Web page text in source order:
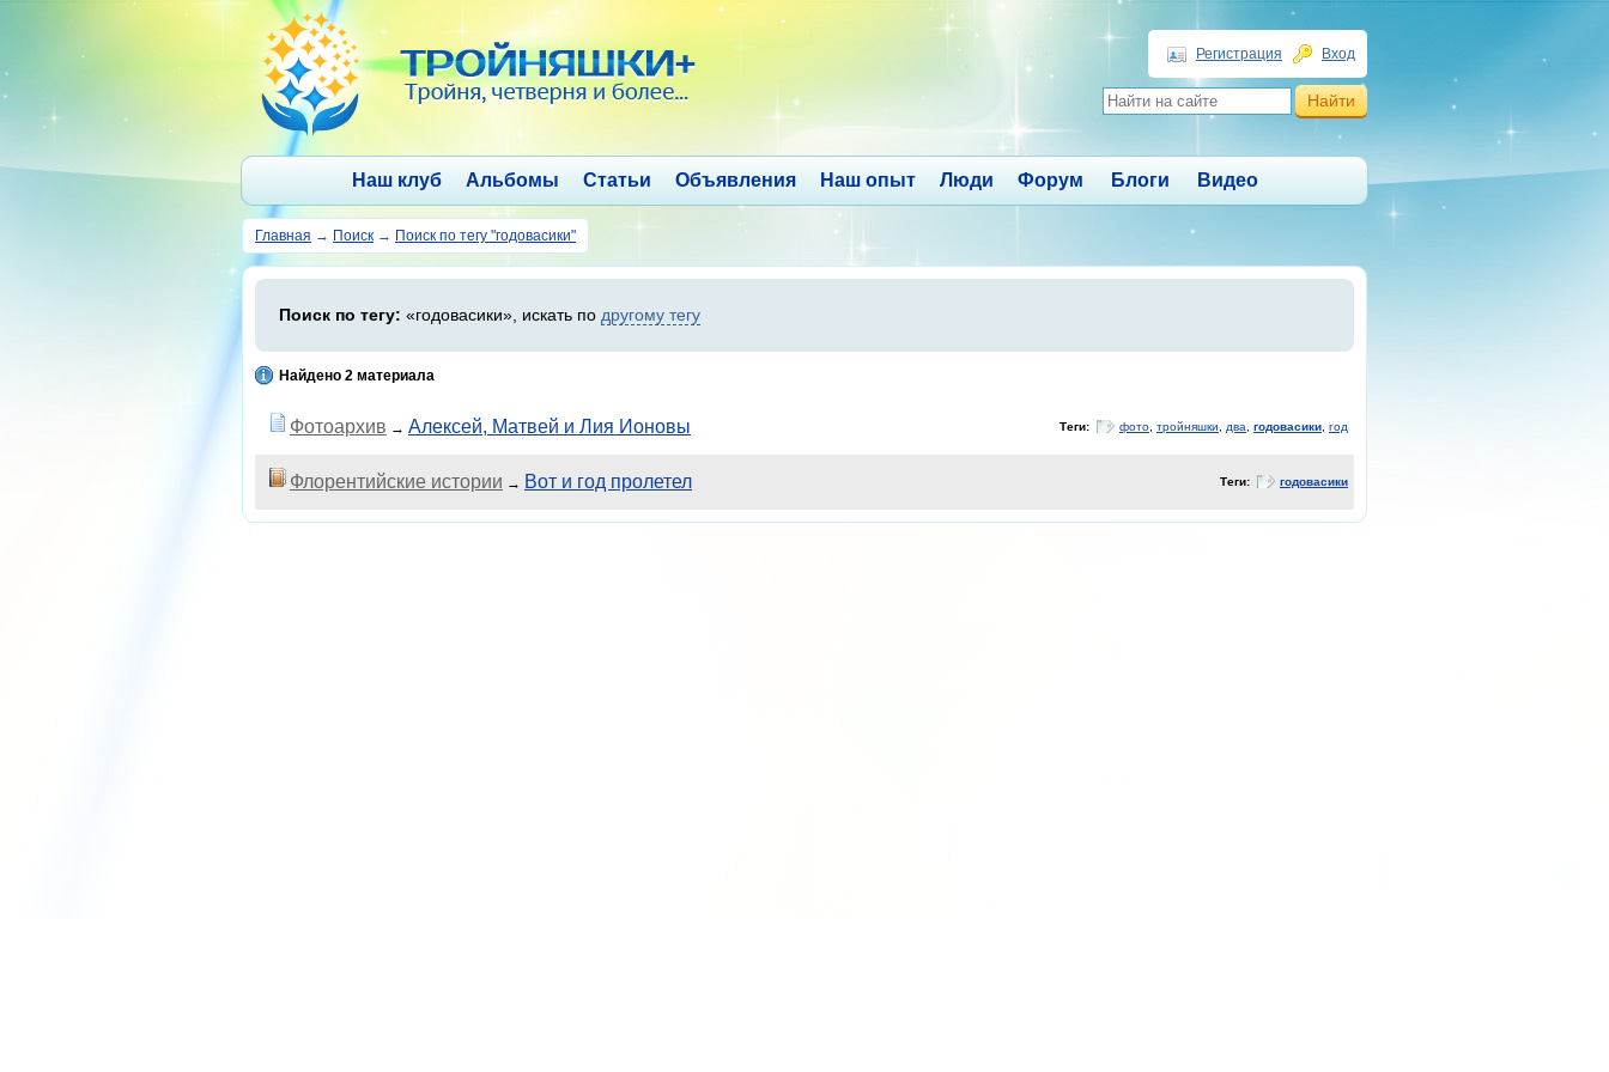
Регистрация Вход
Наш клуб Альбомы Статьи Объявления Наш опыт Люди Форум Блоги Видео
Главная → Поиск → Поиск по тегу "годовасики"
Поиск по тегу: «годовасики», искать по другому тегу
Найдено 2 материала
Фотоархив → Алексей, Матвей и Лия Ионовы Теги: фото тройняшки два годовасики год
Флорентийские истории → Вот и год пролетел Теги: годовасики